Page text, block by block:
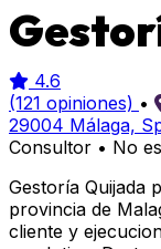
4.6
(121 opiniones) •
29004 Málaga,
Consultor • No
Gestoría Quijada
provincia de
cliente y